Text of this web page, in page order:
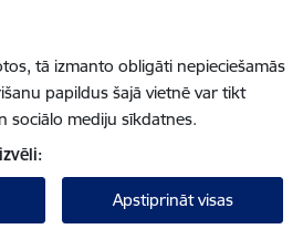
tā izmanto obligāti nepieciešamās
papildus šajā vietnē var tikt
sociālo mediju sīkdatnes.
Apstiprināt visas